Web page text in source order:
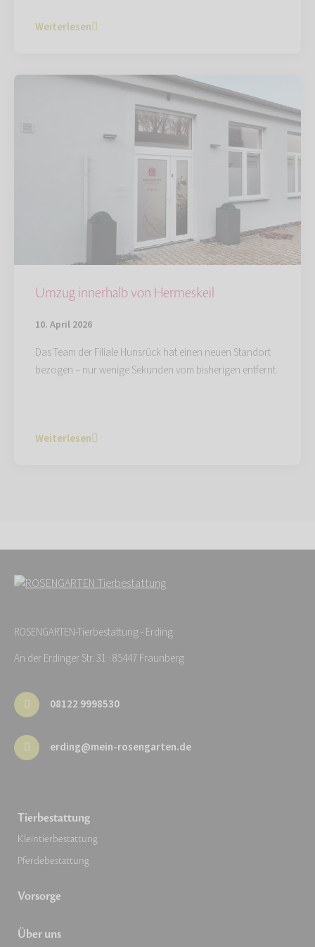
Weiterlesen
Umzug innerhalb von Hermeskeil
10. April 2026
Das Team der Filiale Hunsrück hat einen neuen Standort
bezogen – nur wenige Sekunden vom bisherigen entfernt.
Weiterlesen
ROSENGARTEN-Tierbestattung - Erding
An der Erdinger Str. 31 · 85447 Fraunberg
08122 9998530
erding@mein-rosengarten.de
Tierbestattung
Kleintierbestattung
Pferdebestattung
Vorsorge
Über uns